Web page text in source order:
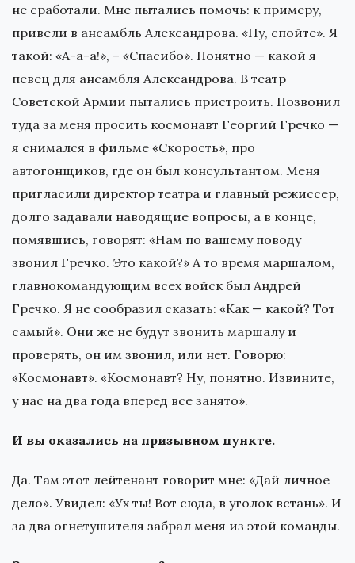
не сработали. Мне пытались помочь: к примеру,
привели в ансамбль Александрова. «Ну, спойте». Я
такой: «А-а-а!», – «Спасибо». Понятно — какой я
певец для ансамбля Александрова. В театр
Советской Армии пытались пристроить. Позвонил
туда за меня просить космонавт Георгий Гречко —
я снимался в фильме «Скорость», про
автогонщиков, где он был консультантом. Меня
пригласили директор театра и главный режиссер,
долго задавали наводящие вопросы, а в конце,
помявшись, говорят: «Нам по вашему поводу
звонил Гречко. Это какой?» А то время маршалом,
главнокомандующим всех войск был Андрей
Гречко. Я не сообразил сказать: «Как — какой? Тот
самый». Они же не будут звонить маршалу и
проверять, он им звонил, или нет. Говорю:
«Космонавт». «Космонавт? Ну, понятно. Извините,
у нас на два года вперед все занято».
И вы оказались на призывном пункте.
Да. Там этот лейтенант говорит мне: «Дай личное
дело». Увидел: «Ух ты! Вот сюда, в уголок встань». И
за два огнетушителя забрал меня из этой команды.